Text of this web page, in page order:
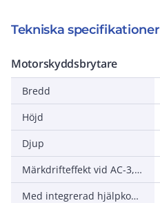
Tekniska specifikationer
Motorskyddsbrytare
Bredd
Höjd
Djup
Märkdrifteffekt vid AC-3, 400 V
Med integrerad hjälpkontakt